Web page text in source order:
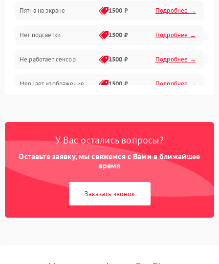
Проблемы с питанием, зарядкой и аккумулятором
Проблемы с работой системы, корпусом и другие
Пятна на экране 1500 ₽ Подробнее →
Нет подсветки 1500 ₽ Подробнее →
Не работает сенсор 1500 ₽ Подробнее →
Мерцает изображение 1500 ₽ Подробнее →
У Вас остались вопросы?
Оставьте заявку, мы свяжемся с Вами в ближайшее
время
Заказать звонок